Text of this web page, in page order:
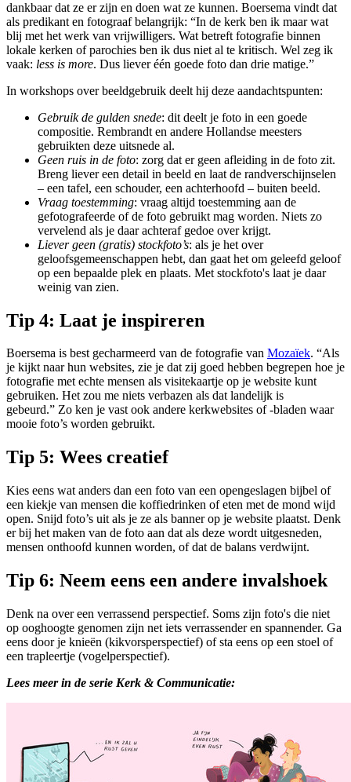
dankbaar dat ze er zijn en doen wat ze kunnen. Boersema vindt dat
als predikant en fotograaf belangrijk: “In de kerk ben ik maar wat
blij met het werk van vrijwilligers. Wat betreft fotografie binnen
lokale kerken of parochies ben ik dus niet al te kritisch. Wel zeg ik
vaak: less is more. Dus liever één goede foto dan drie matige.”
In workshops over beeldgebruik deelt hij deze aandachtspunten:
Gebruik de gulden snede: dit deelt je foto in een goede
compositie. Rembrandt en andere Hollandse meesters
gebruikten deze uitsnede al.
Geen ruis in de foto: zorg dat er geen afleiding in de foto zit.
Breng liever een detail in beeld en laat de randverschijnselen
– een tafel, een schouder, een achterhoofd – buiten beeld.
Vraag toestemming: vraag altijd toestemming aan de
gefotografeerde of de foto gebruikt mag worden. Niets zo
vervelend als je daar achteraf gedoe over krijgt.
Liever geen (gratis) stockfoto’s: als je het over
geloofsgemeenschappen hebt, dan gaat het om geleefd geloof
op een bepaalde plek en plaats. Met stockfoto's laat je daar
weinig van zien.
Tip 4: Laat je inspireren
Boersema is best gecharmeerd van de fotografie van Mozaïek. “Als
je kijkt naar hun websites, zie je dat zij goed hebben begrepen hoe je
fotografie met echte mensen als visitekaartje op je website kunt
gebruiken. Het zou me niets verbazen als dat landelijk is
gebeurd.” Zo ken je vast ook andere kerkwebsites of -bladen waar
mooie foto’s worden gebruikt.
Tip 5: Wees creatief
Kies eens wat anders dan een foto van een opengeslagen bijbel of
een kiekje van mensen die koffiedrinken of eten met de mond wijd
open. Snijd foto’s uit als je ze als banner op je website plaatst. Denk
er bij het maken van de foto aan dat als deze wordt uitgesneden,
mensen onthoofd kunnen worden, of dat de balans verdwijnt.
Tip 6: Neem eens een andere invalshoek
Denk na over een verrassend perspectief. Soms zijn foto's die niet
op ooghoogte genomen zijn net iets verrassender en spannender. Ga
eens door je knieën (kikvorsperspectief) of sta eens op een stoel of
een trapleertje (vogelperspectief).
Lees meer in de serie Kerk & Communicatie: